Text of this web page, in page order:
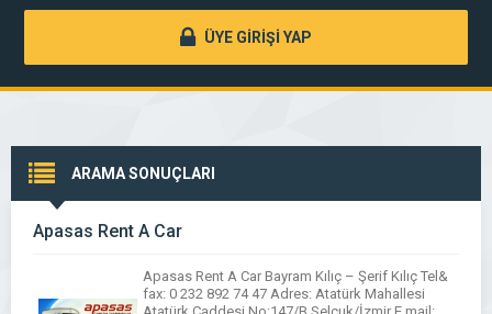
ÜYE GİRİŞİ YAP
ARAMA SONUÇLARI
Apasas Rent A Car
Apasas Rent A Car Bayram Kılıç – Şerif Kılıç Tel&
fax: 0 232 892 74 47 Adres: Atatürk Mahallesi